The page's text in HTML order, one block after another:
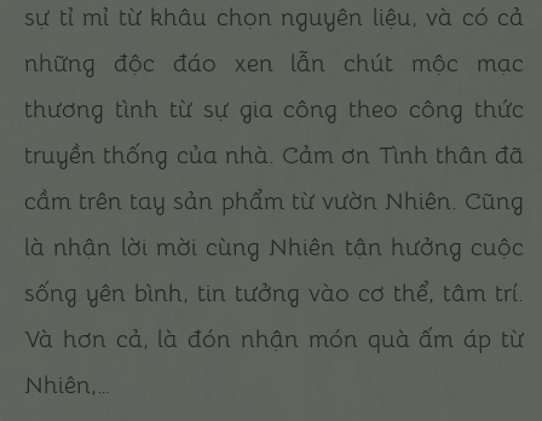
sự tỉ mỉ từ khâu chọn nguyên liệu, và có cả
những độc đáo xen lẫn chút mộc mạc
thương tình từ sự gia công theo công thức
truyền thống của nhà. Cảm ơn Tình thân đã
cầm trên tay sản phẩm từ vườn Nhiên. Cũng
là nhận lời mời cùng Nhiên tận hưởng cuộc
sống yên bình, tin tưởng vào cơ thể, tâm trí.
Và hơn cả, là đón nhận món quà ấm áp từ
Nhiên,…